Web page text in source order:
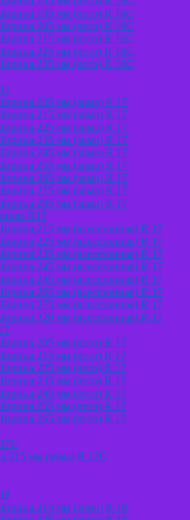
195 мм (лето) R 16С
205 мм (лето) R 16С
215 мм (лето) R 16С
225 мм (лето) R 16С
235 мм (лето) R 16С
205 мм (зима) R 17
215 мм (зима) R 17
225 мм (зима) R 17
235 мм (зима) R 17
245 мм (зима) R 17
255 мм (зима) R 17
265 мм (зима) R 17
275 мм (зима) R 17
285 мм (зима) R 17
R17
215 мм (всесезонная) R 17
225 мм (всесезонная) R 17
235 мм (всесезонная) R 17
245 мм (всесезонная) R 17
245 мм (всесезонная) R 17
265 мм (всесезонная) R 17
275 мм (всесезонная) R 17
320 мм (всесезонная) R 17
205 мм (лето) R 17
215 мм (лето) R 17
225 мм (лето) R 17
235 мм (лето) R 17
245 мм (лето) R 17
255 мм (лето) R 17
265 мм (лето) R 17
215 мм (зима) R 17С
215 мм (зима) R 18